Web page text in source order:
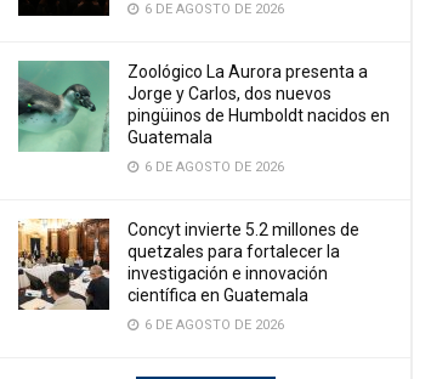
6 DE AGOSTO DE 2026
Zoológico La Aurora presenta a
Jorge y Carlos, dos nuevos
pingüinos de Humboldt nacidos en
Guatemala
6 DE AGOSTO DE 2026
Concyt invierte 5.2 millones de
quetzales para fortalecer la
investigación e innovación
científica en Guatemala
6 DE AGOSTO DE 2026